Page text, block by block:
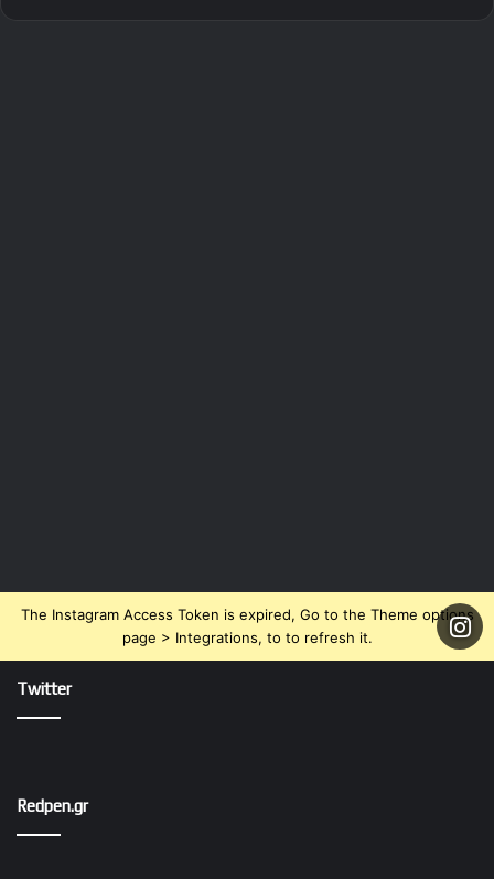
The Instagram Access Token is expired, Go to the Theme options
page > Integrations, to to refresh it.
Twitter
Redpen.gr